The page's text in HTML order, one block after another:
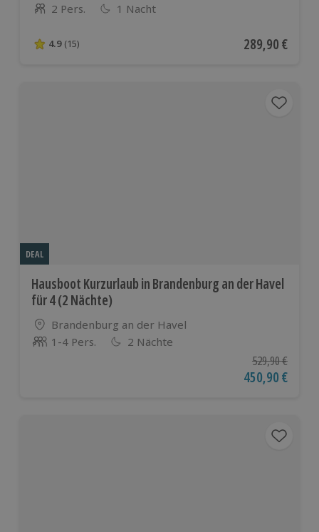
Anzahl der Teilnehmer
2 Pers. 1 Nacht
4.9 von 5 Sternen basierend auf 15 Bewertungen
4.9 (15) Aktueller Preis
289,90 €
DEAL
Hausboot Kurzurlaub in Brandenburg an der Havel
für 4 (2 Nächte)
Standort
Brandenburg an der Havel
Anzahl der Teilnehmer
1-4 Pers. 2 Nächte
Ursprünglicher
529,90 €
Aktueller Preis
450,90 €